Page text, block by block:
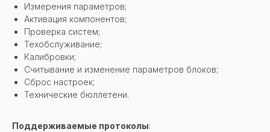
Измерения параметров;
Активация компонентов;
Проверка систем;
Техобслуживание;
Калибровки;
Считывание и изменение параметров блоков;
Сброс настроек;
Технические бюллетени.
Поддерживаемые протоколы: